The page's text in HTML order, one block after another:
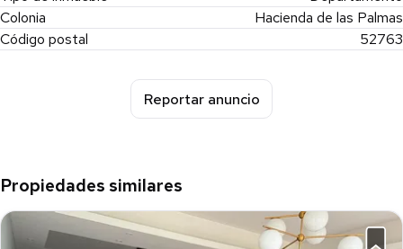
Colonia
Hacienda de las Palmas
Código postal
52763
Reportar anuncio
Propiedades similares